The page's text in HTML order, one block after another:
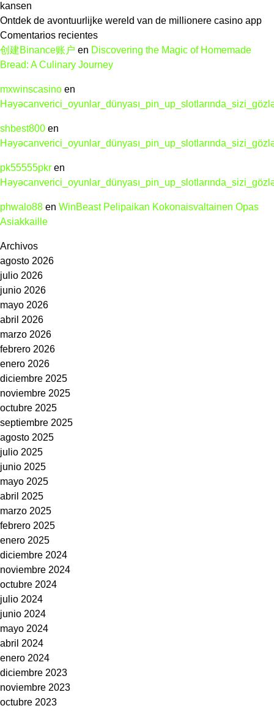
Kuscheltiere
Aufarbeiten
Reperatur
Reinigen
Reinigung
Stofftieren,
kansen
Ontdek de avontuurlijke wereld van de millionere casino app
Comentarios recientes
创建Binance账户 en Discovering the Magic of Homemade
Bread: A Culinary Journey
mxwinscasino en
shbest800 en
pk55555pkr en
phwalo88 en WinBeast Pelipaikan Kokonaisvaltainen Opas
Asiakkaille
Archivos
agosto 2026
julio 2026
junio 2026
mayo 2026
abril 2026
marzo 2026
febrero 2026
enero 2026
diciembre 2025
noviembre 2025
octubre 2025
septiembre 2025
agosto 2025
julio 2025
junio 2025
mayo 2025
abril 2025
marzo 2025
febrero 2025
enero 2025
diciembre 2024
noviembre 2024
octubre 2024
julio 2024
junio 2024
mayo 2024
abril 2024
enero 2024
diciembre 2023
noviembre 2023
octubre 2023